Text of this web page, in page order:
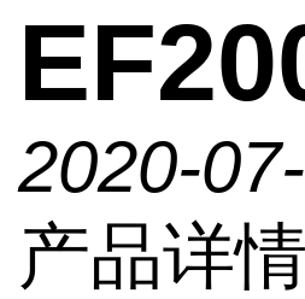
2020-
产品详情